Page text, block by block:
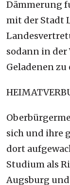
Dämmerung
mit der Stadt
sodann in
Geladenen
sich und ihre
dort
Studium als
Augsburg